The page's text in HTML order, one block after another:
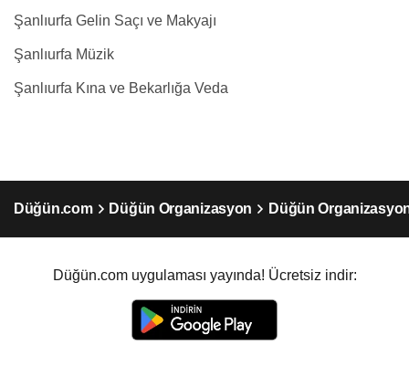
Şanlıurfa Gelin Saçı ve Makyajı
Şanlıurfa Müzik
Şanlıurfa Kına ve Bekarlığa Veda
Düğün.com Düğün Organizasyon Düğün
Düğün.com uygulaması yayında! Ücretsiz indir: